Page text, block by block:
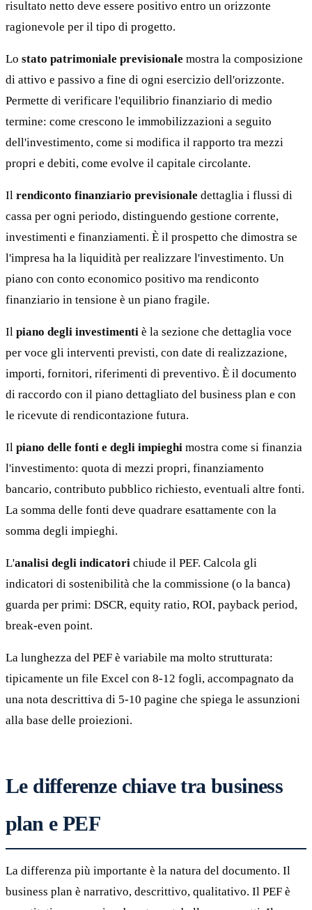
risultato netto deve essere positivo entro un orizzonte
ragionevole per il tipo di progetto.
Lo stato patrimoniale previsionale mostra la composizione
di attivo e passivo a fine di ogni esercizio dell'orizzonte.
Permette di verificare l'equilibrio finanziario di medio
termine: come crescono le immobilizzazioni a seguito
dell'investimento, come si modifica il rapporto tra mezzi
propri e debiti, come evolve il capitale circolante.
Il rendiconto finanziario previsionale dettaglia i flussi di
cassa per ogni periodo, distinguendo gestione corrente,
investimenti e finanziamenti. È il prospetto che dimostra se
l'impresa ha la liquidità per realizzare l'investimento. Un
piano con conto economico positivo ma rendiconto
finanziario in tensione è un piano fragile.
Il piano degli investimenti è la sezione che dettaglia voce
per voce gli interventi previsti, con date di realizzazione,
importi, fornitori, riferimenti di preventivo. È il documento
di raccordo con il piano dettagliato del business plan e con
le ricevute di rendicontazione futura.
Il piano delle fonti e degli impieghi mostra come si finanzia
l'investimento: quota di mezzi propri, finanziamento
bancario, contributo pubblico richiesto, eventuali altre fonti.
La somma delle fonti deve quadrare esattamente con la
somma degli impieghi.
L'analisi degli indicatori chiude il PEF. Calcola gli
indicatori di sostenibilità che la commissione (o la banca)
guarda per primi: DSCR, equity ratio, ROI, payback period,
break-even point.
La lunghezza del PEF è variabile ma molto strutturata:
tipicamente un file Excel con 8-12 fogli, accompagnato da
una nota descrittiva di 5-10 pagine che spiega le assunzioni
alla base delle proiezioni.
Le differenze chiave tra business
plan e PEF
La differenza più importante è la natura del documento. Il
business plan è narrativo, descrittivo, qualitativo. Il PEF è